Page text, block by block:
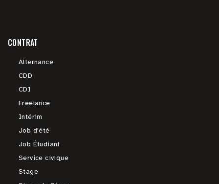
CONTRAT
Alternance
CDD
CDI
Freelance
Intérim
Job d'été
Job Étudiant
Service civique
Stage